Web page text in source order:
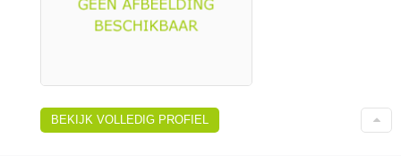
BEKIJK VOLLEDIG PROFIEL